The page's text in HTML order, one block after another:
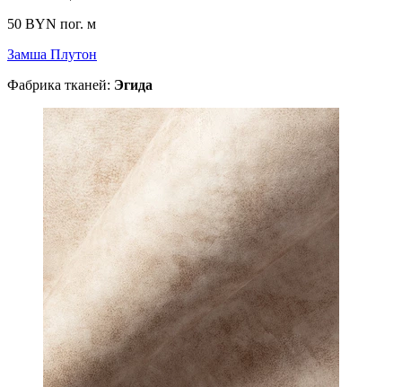
50 BYN пог. м
Замша Плутон
Фабрика тканей: Эгида